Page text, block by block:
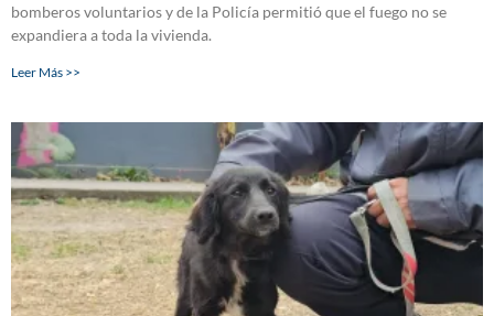
bomberos voluntarios y de la Policía permitió que el fuego no se
expandiera a toda la vivienda.
Leer Más >>